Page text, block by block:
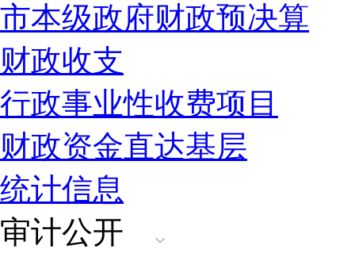
市本级政府财政预决算
财政收支
行政事业性收费项目
财政资金直达基层
统计信息
审计公开